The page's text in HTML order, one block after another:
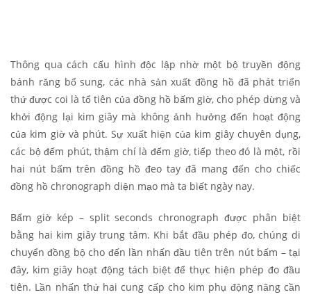
Thông qua cách cấu hình độc lập nhờ một bộ truyền động
bánh răng bổ sung, các nhà sản xuất đồng hồ đã phát triển
thứ được coi là tổ tiên của đồng hồ bấm giờ, cho phép dừng và
khởi động lại kim giây mà không ảnh hưởng đến hoạt động
của kim giờ và phút. Sự xuất hiện của kim giây chuyên dụng,
các bộ đếm phút, thậm chí là đếm giờ, tiếp theo đó là một, rồi
hai nút bấm trên đồng hồ đeo tay đã mang đến cho chiếc
đồng hồ chronograph diện mạo mà ta biết ngày nay.
Bấm giờ kép – split seconds chronograph được phân biệt
bằng hai kim giây trung tâm. Khi bắt đầu phép đo, chúng di
chuyển đồng bộ cho đến lần nhấn đầu tiên trên nút bấm – tại
đây, kim giây hoạt động tách biệt để thực hiện phép đo đầu
tiên. Lần nhấn thứ hai cung cấp cho kim phụ động năng cần